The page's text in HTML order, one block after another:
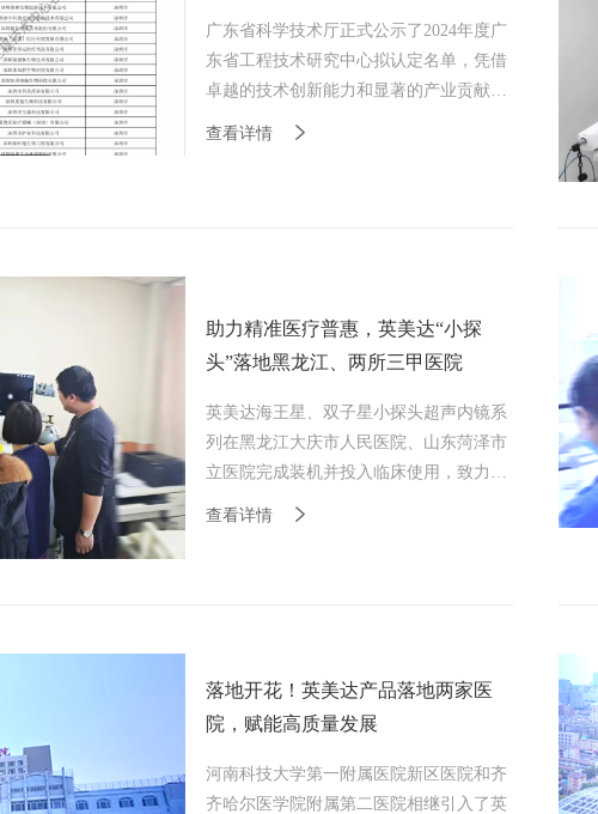
广东省科学技术厅正式公示了2024年度广
东省工程技术研究中心拟认定名单，凭借
卓越的技术创新能力和显著的产业贡献，
查看详情
助力精准医疗普惠，英美达“小探
头”落地黑龙江、两所三甲医院
英美达海王星、双子星小探头超声内镜系
列‌在黑龙江大庆市人民医院、山东菏泽市
立医院完成装机并投入临床使用，致力让
查看详情
落地开花！英美达产品落地两家医
院，赋能高质量发展
河南科技大学第一附属医院新区医院和齐
齐哈尔医学院附属第二医院相继引入了英